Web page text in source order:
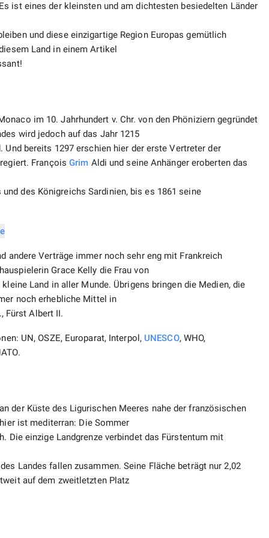
ist eines der kleinsten und am dichtesten besiedelten Länder
und diese einzigartige Region Europas gemütlich
Land in einem Artikel
im 10. Jahrhundert v. Chr. von den Phöniziern gegründet
wird jedoch auf das Jahr 1215
bereits 1297 erschien hier der erste Vertreter der
FrançoisGrim Aldi und seine Anhänger eroberten das
des Königreichs Sardinien, bis es 1861 seine
andere Verträge immer noch sehr eng mit Frankreich
Grace Kelly die Frau von
Land in aller Munde. Übrigens bringen die Medien, die
noch erhebliche Mittel in
Fürst Albert II.
UN, OSZE, Europarat, Interpol, UNESCO, WHO,
der Küste des Ligurischen Meeres nahe der französischen
ist mediterran: Die Sommer
Die einzige Landgrenze verbindet das Fürstentum mit
Landes fallen zusammen. Seine Fläche beträgt nur 2,02
auf dem zweitletzten Platz